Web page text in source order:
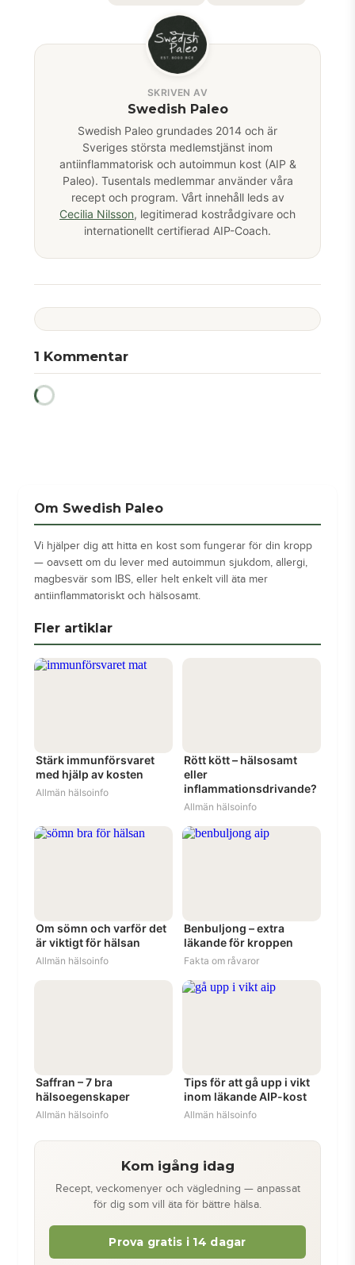
SKRIVEN AV
Swedish Paleo
Swedish Paleo grundades 2014 och är
Sveriges största medlemstjänst inom
antiinflammatorisk och autoimmun kost (AIP &
Paleo). Tusentals medlemmar använder våra
recept och program. Vårt innehåll leds av
Cecilia Nilsson, legitimerad kostrådgivare och
internationellt certifierad AIP-Coach.
1 Kommentar
Om Swedish Paleo
Vi hjälper dig att hitta en kost som fungerar för din kropp
— oavsett om du lever med autoimmun sjukdom, allergi,
magbesvär som IBS, eller helt enkelt vill äta mer
antiinflammatoriskt och hälsosamt.
Fler artiklar
Stärk immunförsvaret
med hjälp av kosten
Allmän hälsoinfo
Rött kött – hälsosamt
eller
inflammationsdrivande?
Allmän hälsoinfo
Om sömn och varför det
är viktigt för hälsan
Allmän hälsoinfo
Benbuljong – extra
läkande för kroppen
Fakta om råvaror
Saffran – 7 bra
hälsoegenskaper
Allmän hälsoinfo
Tips för att gå upp i vikt
inom läkande AIP-kost
Allmän hälsoinfo
Kom igång idag
Recept, veckomenyer och vägledning — anpassat
för dig som vill äta för bättre hälsa.
Prova gratis i 14 dagar